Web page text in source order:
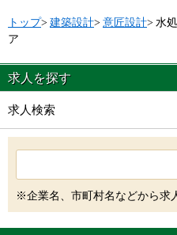
トップ> 建築設計> 意匠設計> 水
ア
求人を探す
求人検索
※企業名、市町村名などから求